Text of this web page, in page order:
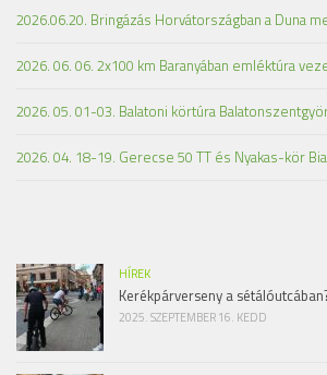
2026.06.20. Bringázás Horvátországban a Duna
2026. 06. 06. 2x100 km Baranyában emléktúra
2026. 05. 01-03. Balatoni körtúra
2026. 04. 18-19. Gerecse 50 TT és Nyakas-kör
HÍREK
Kerékpárverseny a
2025. SZEPTEMBER 16. KEDD